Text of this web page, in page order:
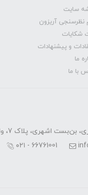
سایت
نظرسنجی آریزون
شکایات
و پیشنهادات
ما
با ما
اشهری، پلاک 7، واحد 8
۰۲۱ - 66761001